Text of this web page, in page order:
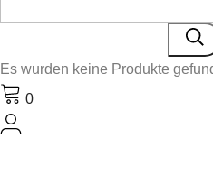
Es wurden keine Produkte
0